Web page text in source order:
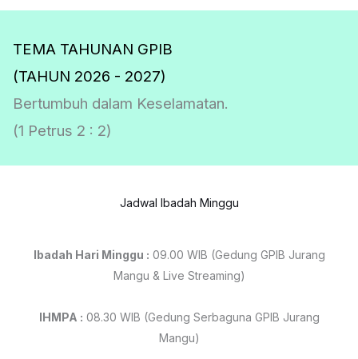
TEMA TAHUNAN GPIB
(TAHUN 2026 - 2027)
Bertumbuh dalam Keselamatan.
(1 Petrus 2 : 2)
Jadwal Ibadah Minggu
Ibadah Hari Minggu : 09.00 WIB (Gedung GPIB Jurang
Mangu & Live Streaming)
IHMPA : 08.30 WIB (Gedung Serbaguna GPIB Jurang
Mangu)